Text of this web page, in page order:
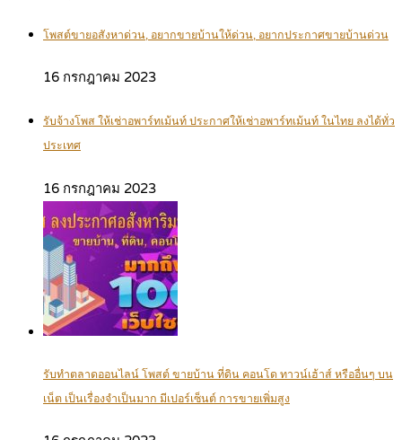
โพสต์ขายอสังหาด่วน, อยากขายบ้านให้ด่วน, อยากประกาศขายบ้านด่วน
16 กรกฎาคม 2023
รับจ้างโพส ให้เช่าอพาร์ทเม้นท์ ประกาศให้เช่าอพาร์ทเม้นท์ ในไทย ลงได้ทั่ว
ประเทศ
16 กรกฎาคม 2023
รับทำตลาดออนไลน์ โพสต์ ขายบ้าน ที่ดิน คอนโด ทาวน์เฮ้าส์ หรืออื่นๆ บน
เน็ต เป็นเรื่องจำเป็นมาก มีเปอร์เซ็นต์ การขายเพิ่มสูง